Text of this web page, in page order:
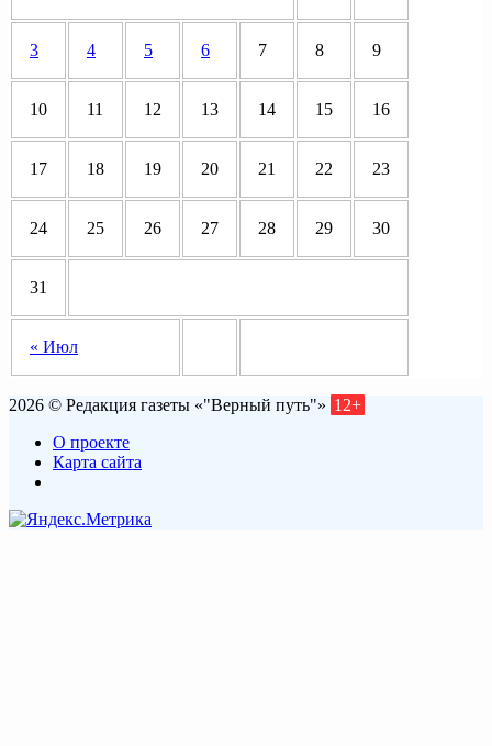
« Июл
3 4 5 6 7 8 9
10 11 12 13 14 15 16
17 18 19 20 21 22 23
24 25 26 27 28 29 30
31
2026 © Редакция газеты «"Верный путь"» 12+
О проекте
Карта сайта